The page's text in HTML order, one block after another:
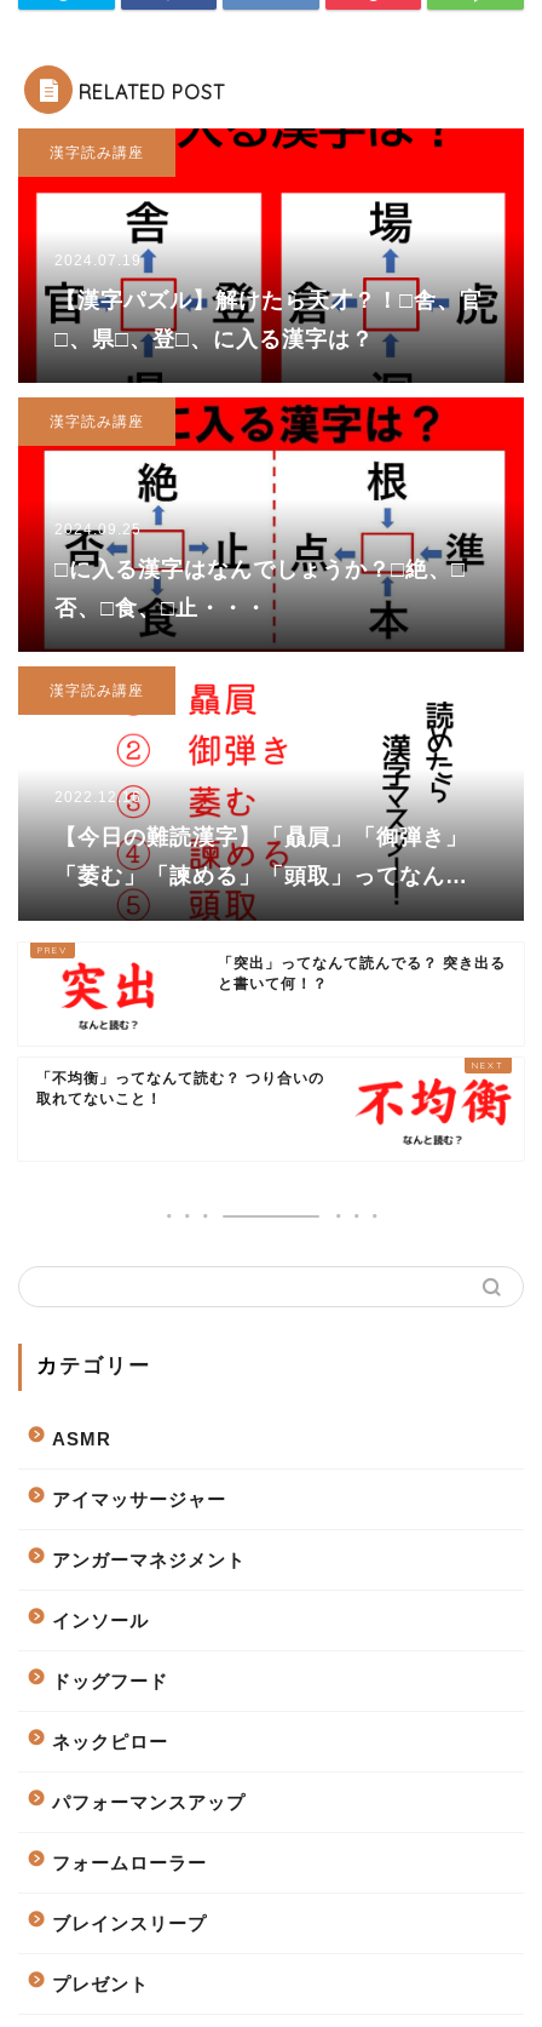
RELATED POST
漢字読み講座
2024.07.19
【漢字パズル】解けたら天才？！□舎、官
□、県□、登□、に入る漢字は？
漢字読み講座
2024.09.25
□に入る漢字はなんでしょうか？□絶、□
否、□食、□止・・・
漢字読み講座
2022.12.16
【今日の難読漢字】「贔屓」「御弾き」
「萎む」「諫める」「頭取」ってなんて
読む？
「突出」ってなんて読んでる？ 突き出る
と書いて何！？
「不均衡」ってなんて読む？ つり合いの
取れてないこと！
カテゴリー
ASMR
アイマッサージャー
アンガーマネジメント
インソール
ドッグフード
ネックピロー
パフォーマンスアップ
フォームローラー
ブレインスリープ
プレゼント